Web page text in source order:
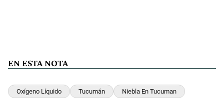
EN ESTA NOTA
Oxígeno Líquido Tucumán Niebla En Tucuman